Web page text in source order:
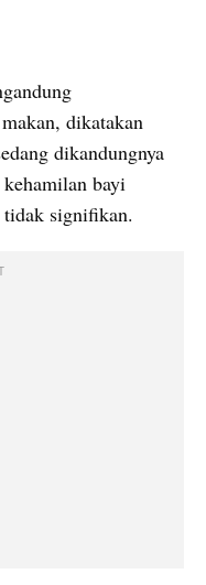
dikatakan
dikandungnya
bayi
tidak signifikan.